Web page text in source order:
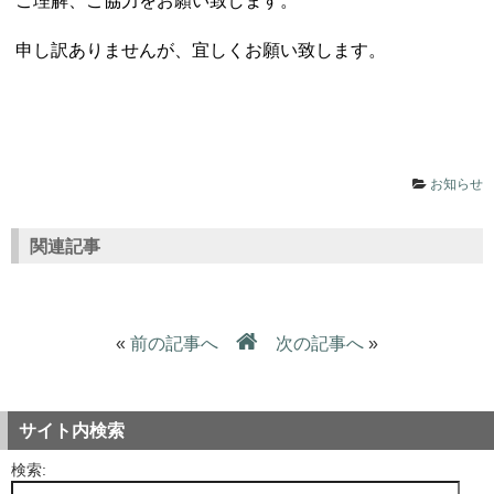
申し訳ありませんが、宜しくお願い致します。
お知らせ
関連記事
« 前の記事へ 次の記事へ »
サイト内検索
検索: